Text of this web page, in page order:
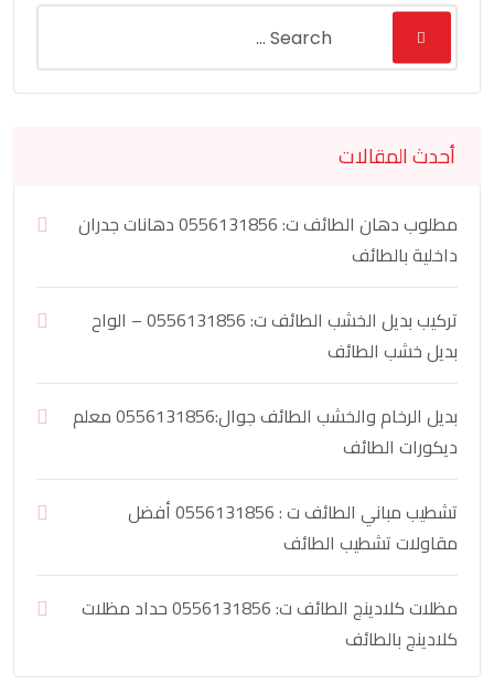
أحدث المقالات
مطلوب دهان الطائف ت: 0556131856 دهانات جدران
داخلية بالطائف
تركيب بديل الخشب الطائف ت: 0556131856 – الواح
بديل خشب الطائف
بديل الرخام والخشب الطائف جوال:0556131856 معلم
ديكورات الطائف
تشطيب مباني الطائف ت : 0556131856 أفضل
مقاولات تشطيب الطائف
مظلات كلادينج الطائف ت: 0556131856 حداد مظلات
كلادينج بالطائف